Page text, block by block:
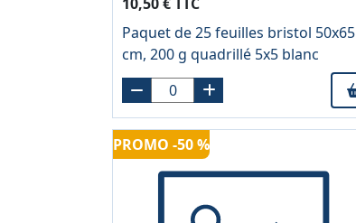
Paquet de 25 feuilles bristol 50x65
cm, 200 g quadrillé 5x5 blanc
PROMO -50 %